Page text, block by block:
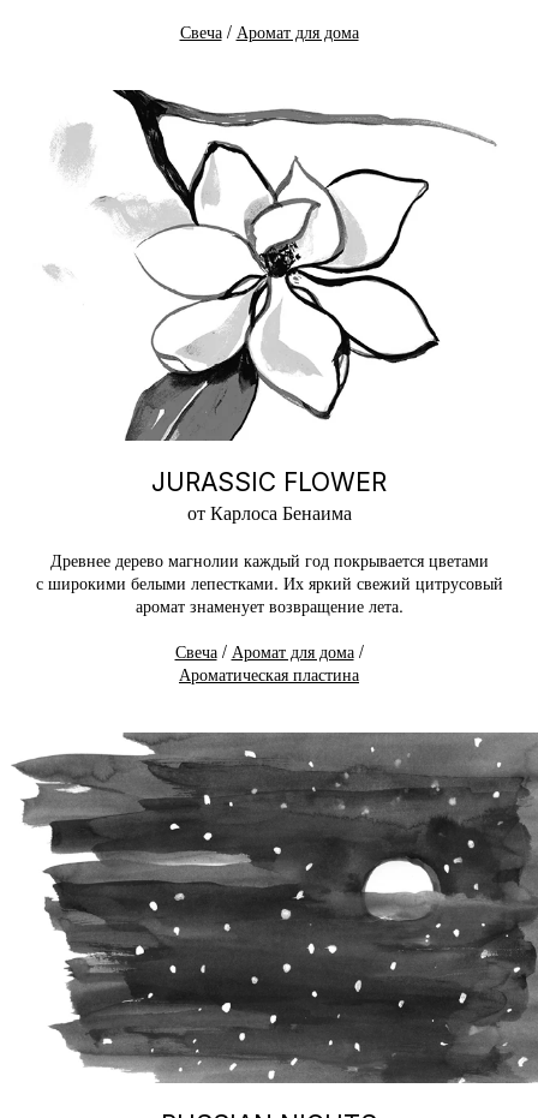
Свеча/ Аромат для дома
JURASSIC FLOWER
от Карлоса Бенаима
Древнее дерево магнолии каждый год покрывается цветами
с широкими белыми лепестками. Их яркий свежий цитрусовый
аромат знаменует возвращение лета.
Свеча/ Аромат для дома/
Ароматическая пластина